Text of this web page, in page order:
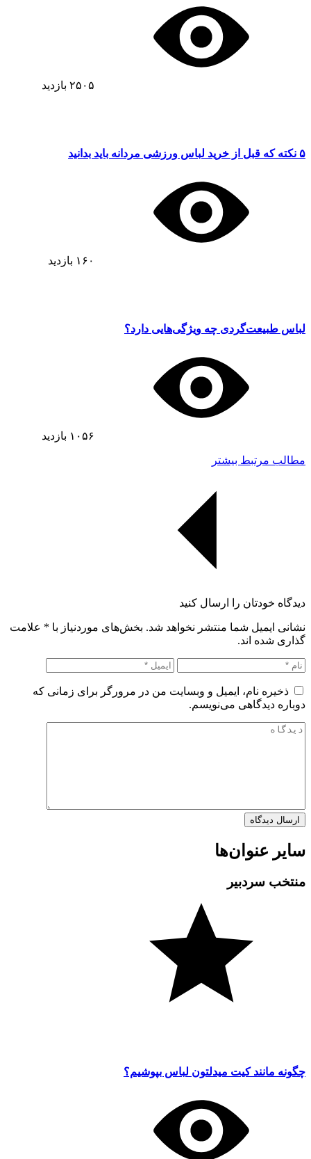
۲۵۰۵ بازدید
۵ نکته که قبل از خرید لباس ورزشی مردانه باید بدانید
۱۶۰ بازدید
لباس طبیعت‌گردی چه ویژگی‌هایی دارد؟
۱۰۵۶ بازدید
مطالب مرتبط بیشتر
دیدگاه خودتان را ارسال کنید
نشانی ایمیل شما منتشر نخواهد شد. بخش‌های موردنیاز با * علامت
گذاری شده اند.
ذخیره نام، ایمیل و وبسایت من در مرورگر برای زمانی که
دوباره دیدگاهی می‌نویسم.
سایر عنوان‌ها
منتخب سردبیر
چگونه مانند کیت میدلتون لباس بپوشیم؟